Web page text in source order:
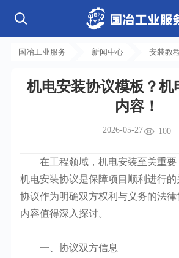
公司简介
发展历程
核心业务
电气工程
钢结构工
净化工程
弱电工程
基控电箱
其它工程
工程案例
芯片 • 半导体
人工智能
新能源
生物 • 医
新闻中心
行业资讯
安装教程
工业百科
工业问答
国冶工业服务 新闻中心 安装教
机电安装协议模板？机
内容！
2026-05-27 100
在工程领域，机电安装至关重要
机电安装协议是保障项目顺利进行
协议作为明确双方权利与义务的法
内容值得深入探讨。
一、协议双方信息